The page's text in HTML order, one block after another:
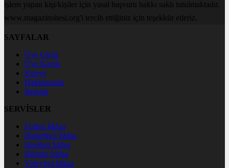
işlem yapan kişi/kişiler için yasal başvuru hakkı saklı tutulmaktadır.
www.magazinsitesi.org'i tercih ettiğiniz için teşekkür ederiz.
SAYFALAR
Üye Girişi
Üye Kaydı
Künye
Hakkımızda
İletişim
SERVİSLER
Futbol İddaa
Basketbol İddaa
Hentbol İddaa
Bilardo İddaa
Voleybol İddaa